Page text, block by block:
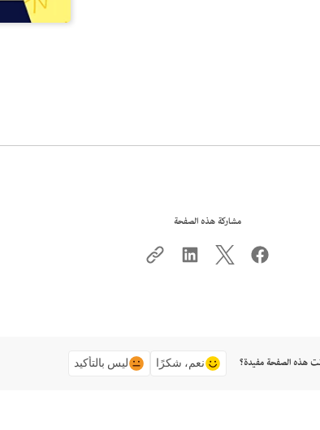
مشاركة هذه الصفحة
هذه الصفحة مفيدة؟ نعم، شكرًا ليس بالتأكيد